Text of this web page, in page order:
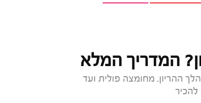
המדריך המלא
ההריון. מחומצה פולית ועד